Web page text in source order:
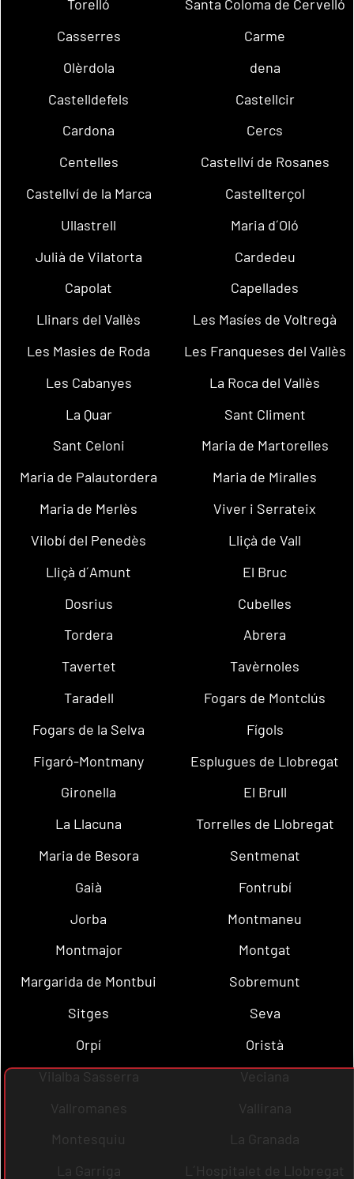
Torelló
Santa Coloma de Cervelló
Casserres
Carme
Olèrdola
dena
Castelldefels
Castellcir
Cardona
Cercs
Centelles
Castellví de Rosanes
Castellví de la Marca
Castellterçol
Ullastrell
Maria d´Oló
Julià de Vilatorta
Cardedeu
Capolat
Capellades
Llinars del Vallès
Les Masíes de Voltregà
Les Masies de Roda
Les Franqueses del Vallès
Les Cabanyes
La Roca del Vallès
La Quar
Sant Climent
Sant Celoni
Maria de Martorelles
Maria de Palautordera
Maria de Miralles
Maria de Merlès
Viver i Serrateix
Vilobí del Penedès
Lliçà de Vall
Lliçà d´Amunt
El Bruc
Dosrius
Cubelles
Tordera
Abrera
Tavertet
Tavèrnoles
Taradell
Fogars de Montclús
Fogars de la Selva
Fígols
Figaró-Montmany
Esplugues de Llobregat
Gironella
El Brull
La Llacuna
Torrelles de Llobregat
Maria de Besora
Sentmenat
Gaià
Fontrubí
Jorba
Montmaneu
Montmajor
Montgat
Margarida de Montbui
Sobremunt
Sitges
Seva
Orpí
Oristà
Vilalba Sasserra
Veciana
Vallromanes
Vallirana
Montesquiu
La Granada
La Garriga
L´Hospitalet de Llobregat